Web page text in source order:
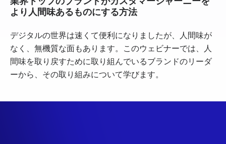
より人間味あるものにする方法
デジタルの世界は速くて便利になりましたが、人間味が
なく、無機質な面もあります。このウェビナーでは、人
間味を取り戻すために取り組んでいるブランドのリーダ
ーから、その取り組みについて学びます。